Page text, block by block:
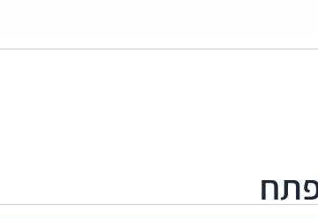
העוסקים במוכנות והכנת המרחב האזרחי למצבי
ברזל (להלן גם - המלחמה), שפרצה בעקבות
זירתי ובמשך ארוך לעומת מלחמות ישראל